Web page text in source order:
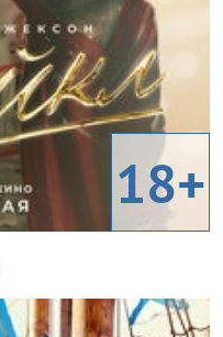
18+